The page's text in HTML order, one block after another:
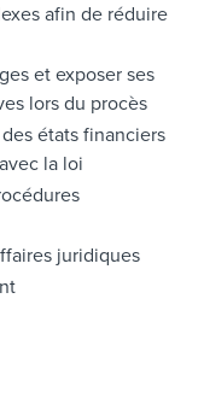
afin de réduire
et exposer ses
lors du procès
états financiers
la loi
juridiques